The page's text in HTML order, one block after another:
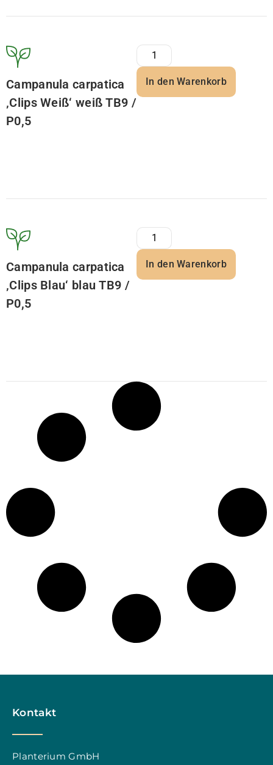
Campanula carpatica
‚Clips Weiß‘ weiß TB9 /
P0,5
In den Warenkorb
Campanula carpatica
‚Clips Blau‘ blau TB9 /
P0,5
In den Warenkorb
Kontakt
Planterium GmbH